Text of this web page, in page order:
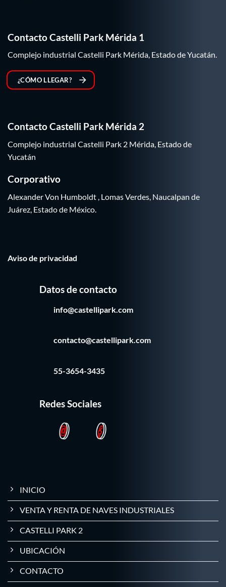
Contacto Castelli Park Mérida 1
Complejo industrial Castelli Park Mérida, Estado de Yucatán.
¿CÓMO LLEGAR?
Contacto Castelli Park Mérida 2
Complejo industrial Castelli Park 2 Mérida, Estado de
Yucatán
Corporativo
Alexander Von Humboldt , Lomas Verdes, Naucalpan de
Juárez, Estado de México.
Aviso de privacidad
Datos de contacto
info@castellipark.com
contacto@castellipark.com
55-3654-3435
Redes Sociales
INICIO
VENTA Y RENTA DE NAVES INDUSTRIALES
CASTELLI PARK 2
UBICACIÓN
CONTACTO